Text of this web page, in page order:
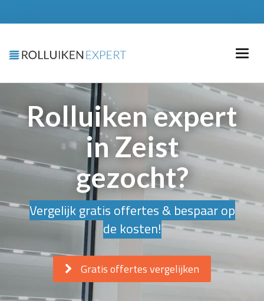
Rolluiken expert
in Zeist
gezocht?
Vergelijk gratis offertes & bespaar op
de kosten!
Gratis offertes vergelijken